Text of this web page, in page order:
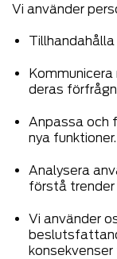
Vi använder
deras
Anpassa och
nya funktioner.
Analysera
förstå trender
Vi använder
konsekvenser